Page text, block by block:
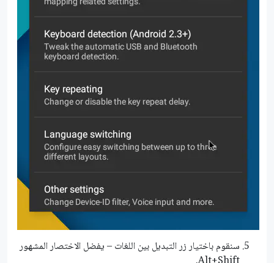
سنقوم باختيار زر التبديل بين اللغات – يفضل الاختصار المشهور